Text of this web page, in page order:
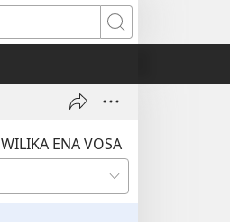
Vaqara
WILIKA ENA VOSA